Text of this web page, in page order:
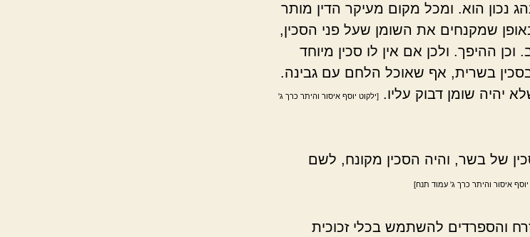
נכון הוא. ומכל מקום מעיקר הדין מותר
שמקנחים את השומן שעל פני הסכין,
ההיפך. ולכן אם אין לו סכין מיוחד
בשרית, אף שאוכל הלחם עם גבינה.
יהיה שומן דבוק עליו. [ילקוט יוסף איסור והיתר כרך ג'
של בשר, והיה הסכין מקונח, לשם
יוסף איסור והיתר כרך ג' עמוד תנח]
והספרדים להשתמש בכלי זכוכית